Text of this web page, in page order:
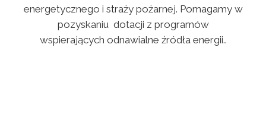
energetycznego i straży pożarnej. Pomagamy w
pozyskaniu dotacji z programów
wspierających odnawialne źródła energii..